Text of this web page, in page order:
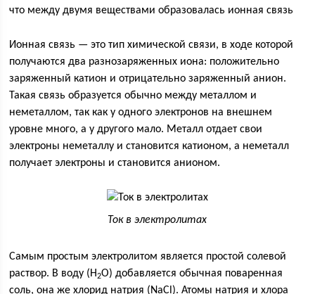
что между двумя веществами образовалась ионная связь
Ионная связь — это тип химической связи, в ходе которой
получаются два разнозаряженных иона: положительно
заряженный катион и отрицательно заряженный анион.
Такая связь образуется обычно между металлом и
неметаллом, так как у одного электронов на внешнем
уровне много, а у другого мало. Металл отдает свои
электроны неметаллу и становится катионом, а неметалл
получает электроны и становится анионом.
Ток в электролитах
Самым простым электролитом является простой солевой
раствор. В воду (H2O) добавляется обычная поваренная
соль, она же хлорид натрия (NaCl). Атомы натрия и хлора